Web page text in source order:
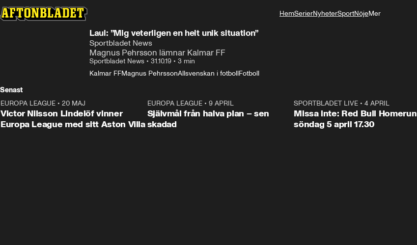
HemSerierNyheterSportNöjeMer
Laul: ”Mig veterligen en helt unik situation”
Sportbladet News
Magnus Pehrsson lämnar Kalmar FF
Sportbladet News • 31.10.19 • 3 min
Kalmar FFMagnus PehrssonAllsvenskan i fotbollFotboll
Senast
EUROPA LEAGUE • 20 MAJ
Victor Nilsson Lindelöf vinner
Europa League med sitt Aston Villa
1:03
EUROPA LEAGUE• 9 APRIL
Självmål från halva plan – sen
skadad
SPORTBLADET LIVE •4 APRIL
Missa inte: Red Bull Homerun
söndag 5 april 17.30